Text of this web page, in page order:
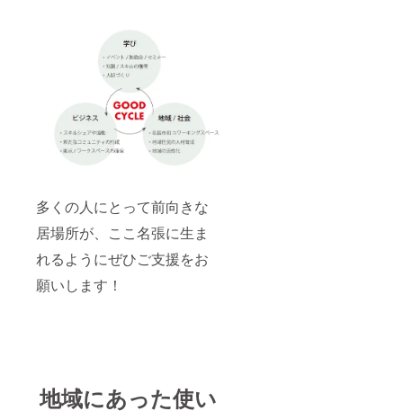
多くの人にとって前向きな
居場所が、ここ名張に生ま
れるようにぜひご支援をお
願いします！
地域にあった使い